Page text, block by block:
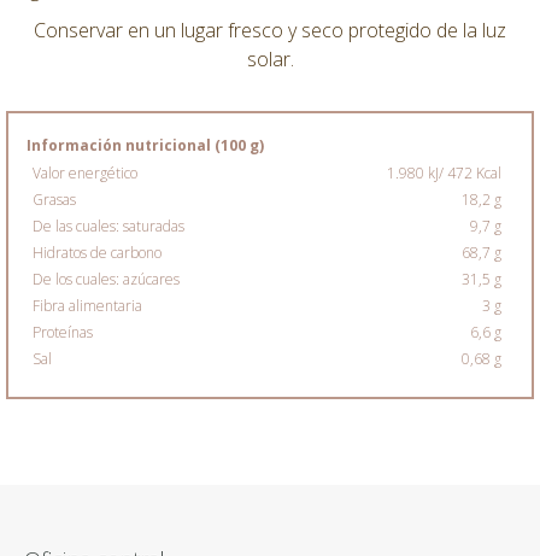
Conservar en un lugar fresco y seco protegido de la luz
solar.
Información nutricional (100 g)
Valor energético
1.980 kJ/ 472 Kcal
Grasas
18,2 g
De las cuales: saturadas
9,7 g
Hidratos de carbono
68,7 g
De los cuales: azúcares
31,5 g
Fibra alimentaria
3 g
Proteínas
6,6 g
Sal
0,68 g